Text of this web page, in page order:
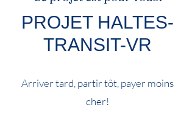
PROJET HALTES-
TRANSIT-VR
Arriver tard, partir tôt, payer moins
cher!